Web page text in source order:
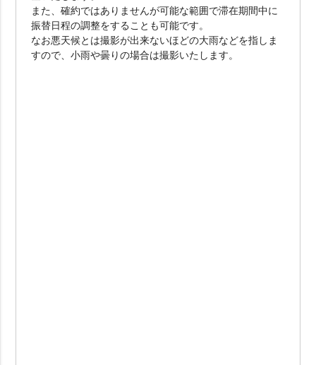
また、確約ではありませんが可能な範囲で滞在期間中に
振替日程の調整をすることも可能です。
なお悪天候とは撮影が出来ないほどの大雨などを指しま
すので、小雨や曇りの場合は撮影いたします。
データ納品数で選ぶ
49カット以下 50〜100カット 101〜200カット